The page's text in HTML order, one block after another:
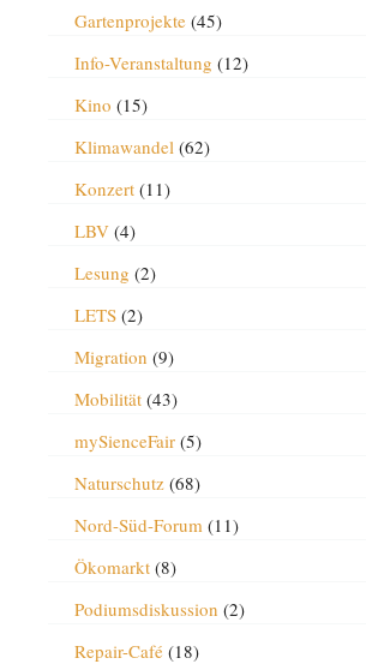
Gartenprojekte(45)
Info-Veranstaltung (12)
Kino (15)
Klimawandel (62)
Konzert(11)
LBV(4)
Lesung (2)
LETS(2)
Migration (9)
Mobilität(43)
mySienceFair(5)
Naturschutz(68)
Nord-Süd-Forum (11)
Ökomarkt(8)
Podiumsdiskussion (2)
Repair-Café(18)